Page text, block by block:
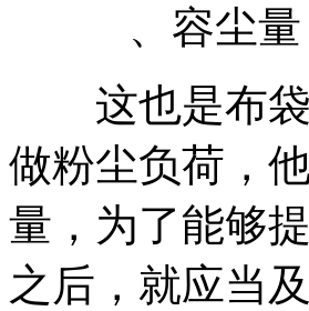
、容尘量
这也是布袋
做粉尘负荷，
量，为了能够
之后，就应当